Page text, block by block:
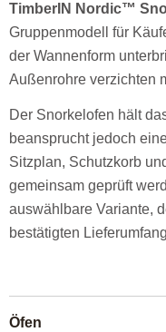
TimberIN Nordic™
Gruppenmodell für
der Wannenform
Außenrohre verzichten
Der Snorkelofen hält
beansprucht jedoch
Sitzplan, Schutzkorb
gemeinsam geprüft
auswählbare Variante,
bestätigten
Öfen